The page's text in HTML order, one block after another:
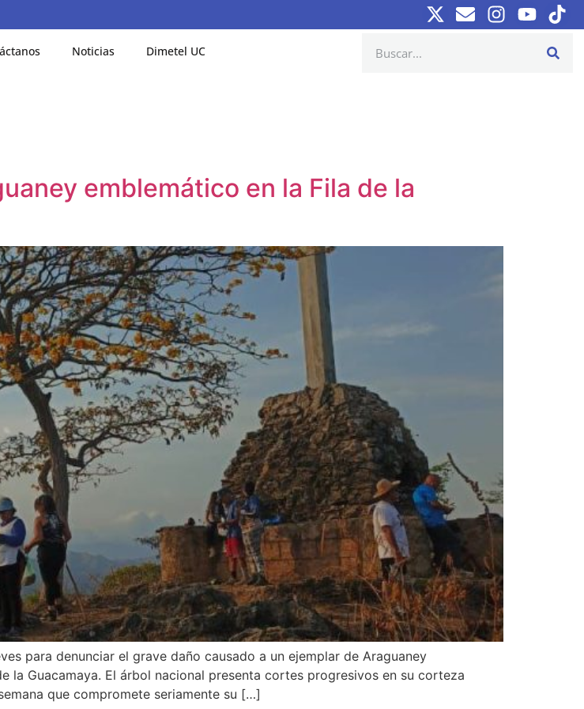
Noticias Dimetel UC
emblemático en la Fila de la
para denunciar el grave daño causado a un ejemplar de Araguaney
la Guacamaya. El árbol nacional presenta cortes progresivos en su corteza
que compromete seriamente su […]